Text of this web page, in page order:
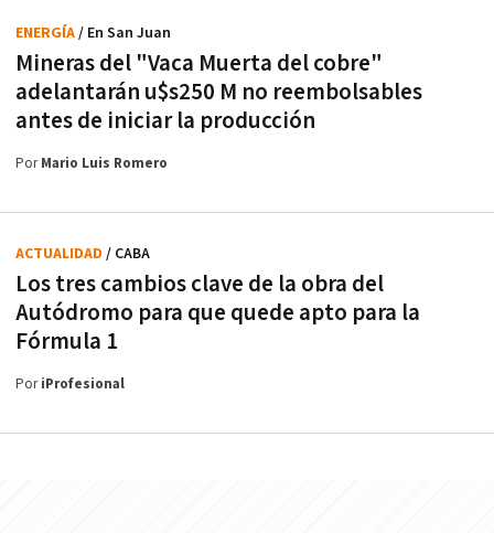
Mineras del "Vaca Muerta del cobre"
adelantarán u$s250 M no reembolsables
antes de iniciar la producción
ENERGÍA/ En San Juan
PorMario Luis Romero
Los tres cambios clave de la obra del
Autódromo para que quede apto para la
Fórmula 1
ACTUALIDAD / CABA
PoriProfesional